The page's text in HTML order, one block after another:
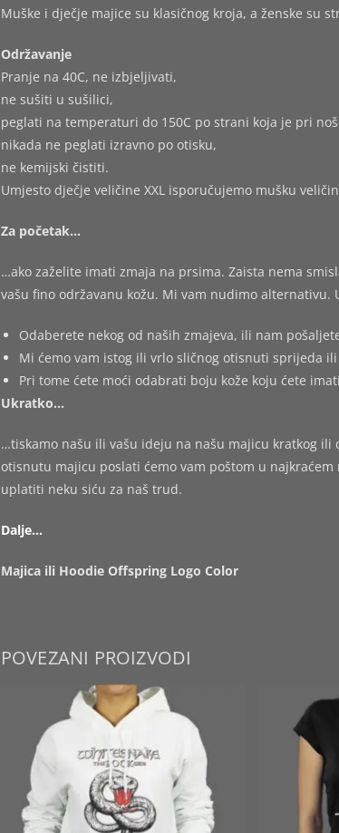
Muške i dječje majice su klasičnog kroja, a ženske su
Održavanje
Pranje na 40C, ne izbjeljivati,
ne sušiti u sušilici,
peglati na temperaturi do 150C po strani koja je pri
nikada ne peglati izravno po otisku,
ne kemijski čistiti.
Umjesto dječje veličine XXL isporučujemo mušku
Za početak…
…ako zaželite imati zmaja na prsima. Zaista nema
vašu fino održavanu kožu. Mi vam nudimo alternativu.
Odaberete nekog od naših zmajeva, ili nam
Mi ćemo vam istog ili vrlo sličnog otisnuti sprijeda ili
Pri tome ćete moći odabrati boju kože koju ćete
Ukratko…
…tiskamo našu ili vašu ideju na našu majicu kratkog
otisnutu majicu poslati ćemo vam poštom u
uplatiti neku siću za naš trud.
Dalje…
Majica ili Hoodie Offspring Logo Color
POVEZANI PROIZVODI